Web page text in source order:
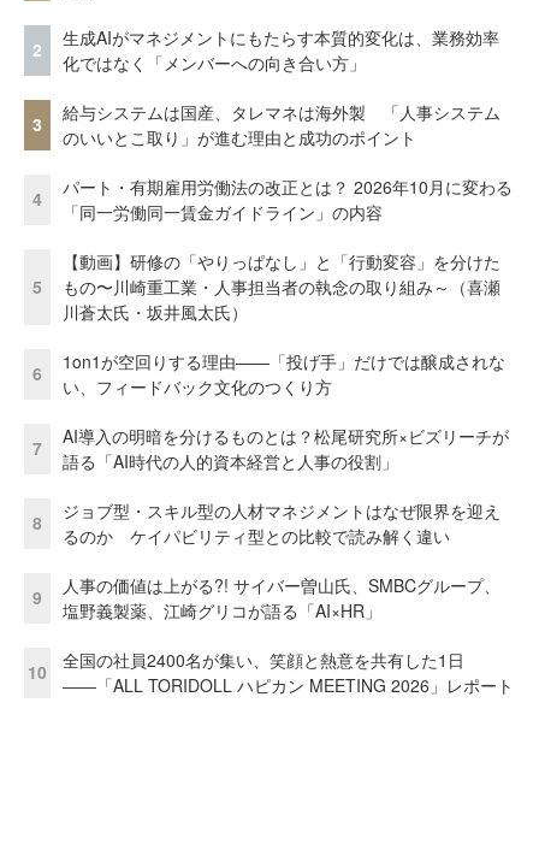
2
生成AIがマネジメントにもたらす本質的変化は、業務効率
化ではなく「メンバーへの向き合い方」
3
給与システムは国産、タレマネは海外製 「人事システム
のいいとこ取り」が進む理由と成功のポイント
4
パート・有期雇用労働法の改正とは？ 2026年10月に変わる
「同一労働同一賃金ガイドライン」の内容
5
【動画】研修の「やりっぱなし」と「行動変容」を分けた
もの〜川崎重工業・人事担当者の執念の取り組み～（喜瀬
川蒼太氏・坂井風太氏）
6
1on1が空回りする理由——「投げ手」だけでは醸成されな
い、フィードバック文化のつくり方
7
AI導入の明暗を分けるものとは？松尾研究所×ビズリーチが
語る「AI時代の人的資本経営と人事の役割」
8
ジョブ型・スキル型の人材マネジメントはなぜ限界を迎え
るのか ケイパビリティ型との比較で読み解く違い
9
人事の価値は上がる?! サイバー曽山氏、SMBCグループ、
塩野義製薬、江崎グリコが語る「AI×HR」
10
全国の社員2400名が集い、笑顔と熱意を共有した1日
――「ALL TORIDOLL ハピカン MEETING 2026」レポート